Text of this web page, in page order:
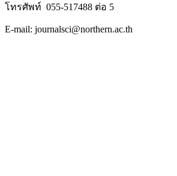
โทรศัพท์ 055-517488 ต่อ 5
E-mail: journalsci@northern.ac.th